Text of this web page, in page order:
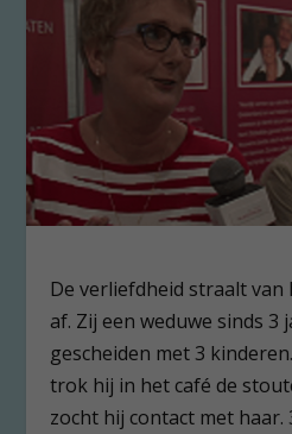
De verliefdheid straalt
af. Zij een weduwe sinds 3
gescheiden met 3
trok hij in het café de
zocht hij contact met haar.